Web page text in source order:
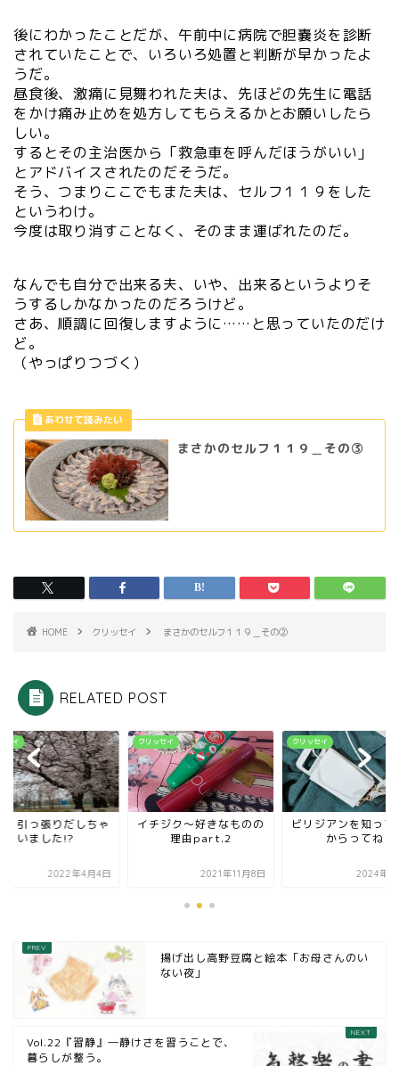
後にわかったことだが、午前中に病院で胆嚢炎を診断
されていたことで、いろいろ処置と判断が早かったよ
うだ。
昼食後、激痛に見舞われた夫は、先ほどの先生に電話
をかけ痛み止めを処方してもらえるかとお願いしたら
しい。
するとその主治医から「救急車を呼んだほうがいい」
とアドバイスされたのだそうだ。
そう、つまりここでもまた夫は、セルフ１１９をした
というわけ。
今度は取り消すことなく、そのまま運ばれたのだ。
なんでも自分で出来る夫、いや、出来るというよりそ
うするしかなかったのだろうけど。
さあ、順調に回復しますように……と思っていたのだけ
ど。
（やっぱりつづく）
まさかのセルフ１１９＿その③
HOME クリッセイ まさかのセルフ１１９＿その②
RELATED POST
セイ
、引っ張りだしちゃ
いました!?
2022年4月4日
クリッセイ
イチジク～好きなものの
理由part.2
2021年11月8日
クリッセイ
ビリジアンを知って
からってね
2024年2
揚げ出し高野豆腐と絵本「お母さんのい
ない夜」
Vol.22『習静』―静けさを習うことで、
暮らしが整う。